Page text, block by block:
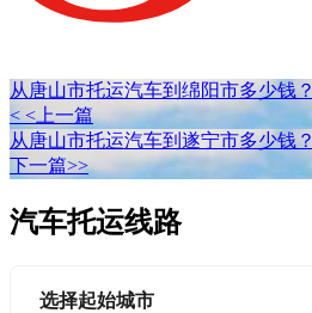
从唐山市托运汽车到绵阳市多少钱？
< <上一篇
从唐山市托运汽车到遂宁市多少钱？
下一篇>>
汽车托运线路
选择起始城市